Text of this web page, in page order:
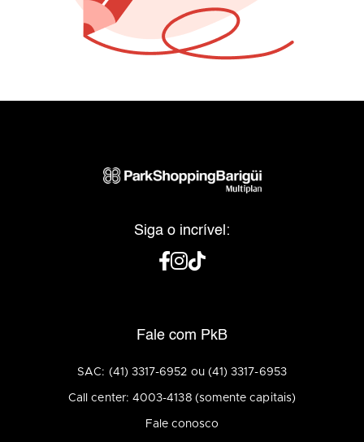
Siga o incrível:
Fale com PkB
SAC: (41) 3317-6952 ou (41) 3317-6953
Call center: 4003-4138 (somente capitais)
Fale conosco